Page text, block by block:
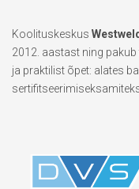
Koolituskeskus
2012. aastast ning
ja praktilist õpet: alates